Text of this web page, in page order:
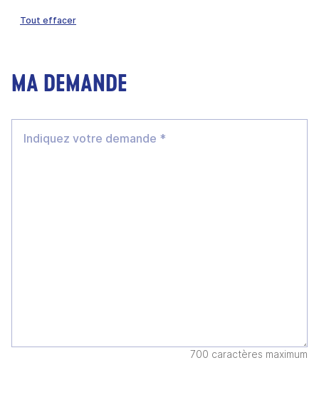
Tout effacer
MA DEMANDE
700 caractères maximum